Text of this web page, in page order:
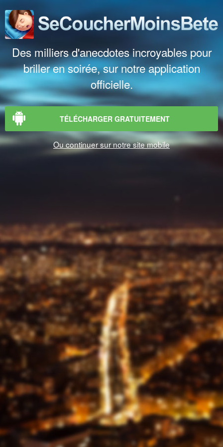
Des milliers d'anecdotes incroyables pour
briller en soirée, sur notre application
officielle.
TÉLÉCHARGER GRATUITEMENT
Ou continuer sur notre site mobile